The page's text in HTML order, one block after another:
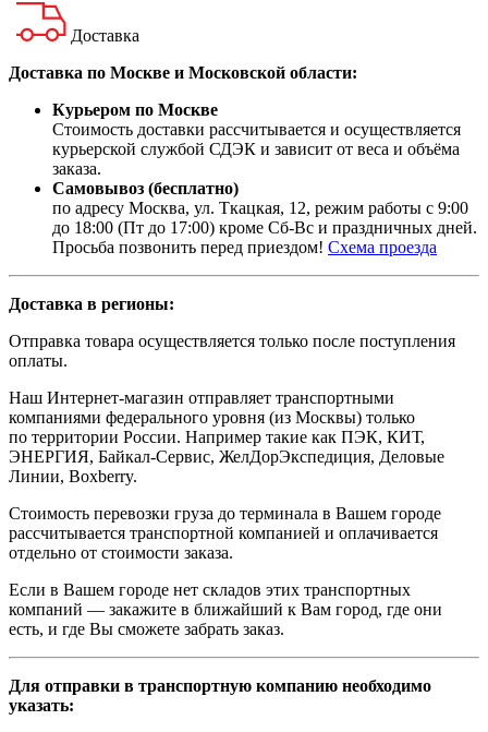
Доставка
Доставка по Москве и Московской области:
Курьером по Москве
Стоимость доставки рассчитывается и осуществляется
курьерской службой СДЭК и зависит от веса и объёма
заказа.
Самовывоз (бесплатно)
по адресу Москва, ул. Ткацкая, 12, режим работы с 9:00
до 18:00 (Пт до 17:00) кроме Сб-Вс и праздничных дней.
Просьба позвонить перед приездом! Схема проезда
Доставка в регионы:
Отправка товара осуществляется только после поступления
оплаты.
Наш Интернет-магазин отправляет транспортными
компаниями федерального уровня (из Москвы) только
по территории России. Например такие как ПЭК, КИТ,
ЭНЕРГИЯ, Байкал-Сервис, ЖелДорЭкспедиция, Деловые
Линии, Boxberry.
Стоимость перевозки груза до терминала в Вашем городе
рассчитывается транспортной компанией и оплачивается
отдельно от стоимости заказа.
Если в Вашем городе нет складов этих транспортных
компаний — закажите в ближайший к Вам город, где они
есть, и где Вы сможете забрать заказ.
Для отправки в транспортную компанию необходимо
указать: